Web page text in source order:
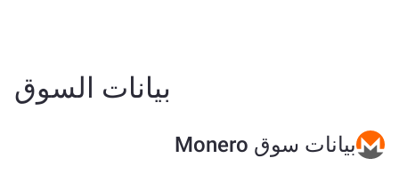
بيانات السوق
بيانات سوق Monero